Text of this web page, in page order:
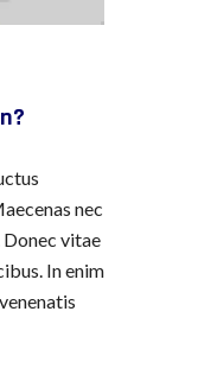
nec
vitae
In enim